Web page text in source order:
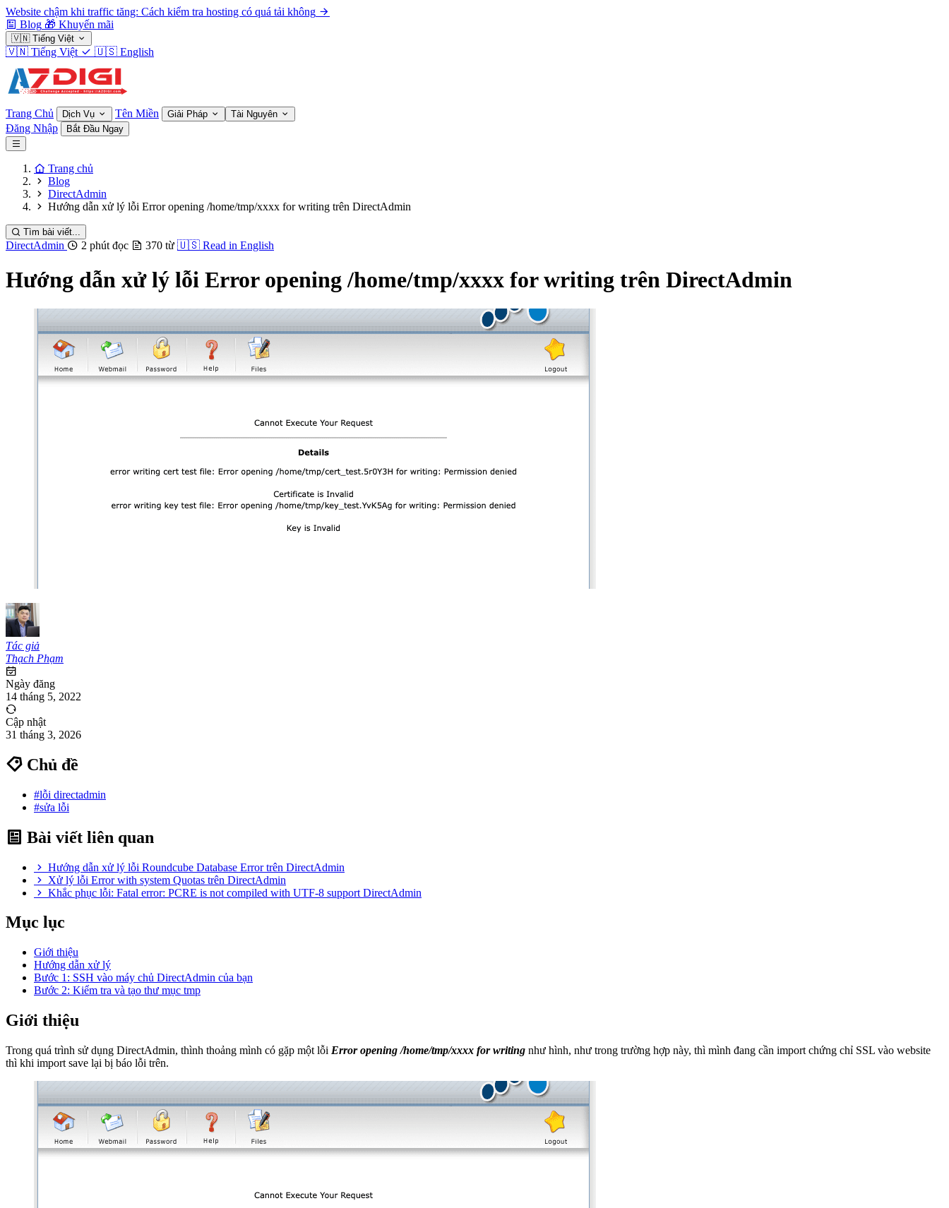
Website chậm khi traffic tăng: Cách kiểm tra hosting có quá tải không
Blog 🎁 Khuyến mãi
🇻🇳 Tiếng Việt
🇻🇳 Tiếng Việt 🇺🇸 English
Trang Chủ Dịch Vụ Tên Miền Giải Pháp Tài Nguyên
Đăng Nhập Bắt Đầu Ngay
Trang chủ
Blog
DirectAdmin
Hướng dẫn xử lý lỗi Error opening /home/tmp/xxxx for writing trên DirectAdmin
Tìm bài viết...
DirectAdmin 2 phút đọc 370 từ 🇺🇸 Read in English
Hướng dẫn xử lý lỗi Error opening /home/tmp/xxxx for writing trên DirectAdmin
Tác giả
Thạch Phạm
Ngày đăng
14 tháng 5, 2022
Cập nhật
31 tháng 3, 2026
Chủ đề
#lỗi directadmin
#sửa lỗi
Bài viết liên quan
Hướng dẫn xử lý lỗi Roundcube Database Error trên DirectAdmin
Xử lý lỗi Error with system Quotas trên DirectAdmin
Khắc phục lỗi: Fatal error: PCRE is not compiled with UTF-8 support DirectAdmin
Mục lục
Giới thiệu
Hướng dẫn xử lý
Bước 1: SSH vào máy chủ DirectAdmin của bạn
Bước 2: Kiểm tra và tạo thư mục tmp
Giới thiệu
Trong quá trình sử dụng DirectAdmin, thình thoảng mình có gặp một lỗi Error opening /home/tmp/xxxx for writing như hình, như trong trường hợp này, thì mình đang cần import chứng chỉ SSL vào website
thì khi import save lại bị báo lỗi trên.